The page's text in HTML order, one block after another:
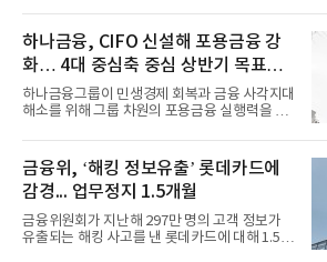
하나금융, CIFO 신설해 포용금융 강
화… 4대 중심축 중심 상반기 목표
60% 달성
하나금융그룹이 민생경제 회복과 금융 사각지대
해소를 위해 그룹 차원의 포용금융 실행력을 대
금융위, ‘해킹 정보유출’ 롯데카드에
감경... 업무정지 1.5개월
금융위원회가 지난해 297만 명의 고객 정보가
유출되는 해킹 사고를 낸 롯데카드에 대해 1.5개